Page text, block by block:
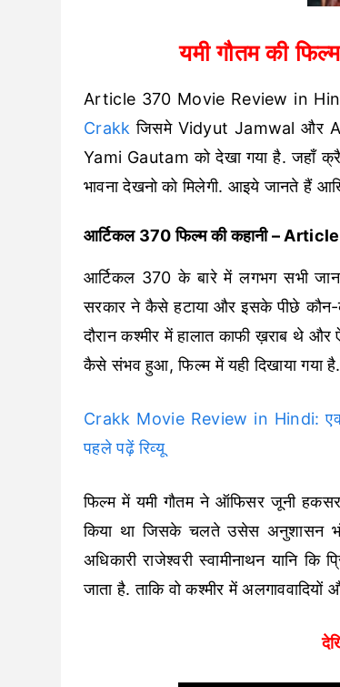
यमी गौतम की
Article 370 Movie Review in
Crakk जिसमे Vidyut Jamwal और
Yami Gautam को देखा गया है. जहाँ
भावना देखनो को मिलेगी. आइये जानते हैं
आर्टिकल 370 फिल्म की कहानी –
आर्टिकल 370 के बारे में लगभग सभी
सरकार ने कैसे हटाया और इसके पीछे कौन-
दौरान कश्मीर में हालात काफी ख़राब थे
कैसे संभव हुआ, फिल्म में यही दिखाया गया है.
Crakk Movie Review in Hindi:
पहले पढ़ें रिव्यू
फिल्म में यमी गौतम ने ऑफिसर जूनी
किया था जिसके चलते उसेस अनुशासन
अधिकारी राजेश्वरी स्वामीनाथन यानि
जाता है. ताकि वो कश्मीर में